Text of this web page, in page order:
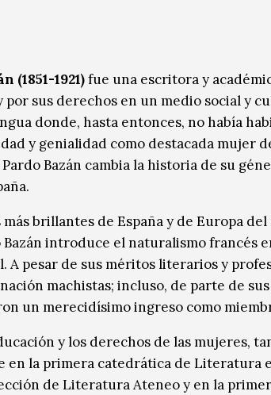
(1851-1921)fue una escritora y
por sus derechos en un medio social y
donde, hasta entonces, no había
y genialidad como destacada mujer
Bazán cambia la historia de su
más brillantes de España y de Europa
Bazán introduce el naturalismo francés
A pesar de sus méritos literarios y
machistas; incluso, de parte de
un merecidísimo ingreso como
y los derechos de las mujeres,
en la primera catedrática de Literatura
de Literatura Ateneo y en la